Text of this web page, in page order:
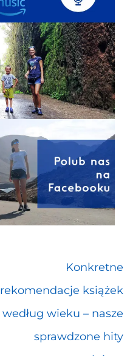
Konkretne
rekomendacje książek
według wieku – nasze
sprawdzone hity